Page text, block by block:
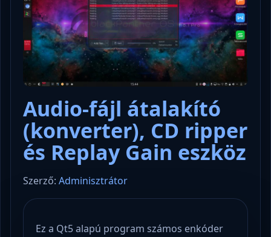
Audio-fájl átalakító
(konverter), CD ripper
és Replay Gain eszköz
Szerző: Adminisztrátor
Ez a Qt5 alapú program számos enkóder